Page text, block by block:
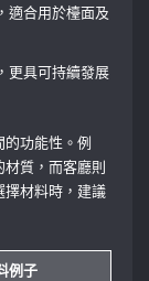
適合用於檯面及
更具可持續發展
功能性。例
質，而客廳則
擇材料時，建議
例子